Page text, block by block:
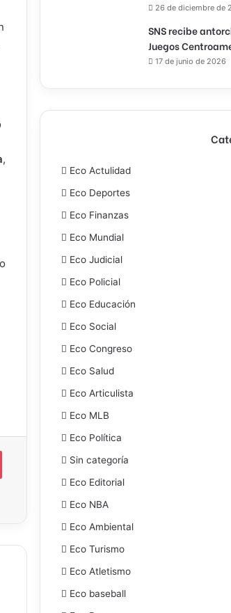
,
Pocket
26 de diciembre de
SNS recibe
Juegos
17 de junio de 2026
Eco Actulidad
Eco Deportes
Eco Finanzas
Eco Mundial
Eco Judicial
Eco Policial
Eco Educación
Eco Social
Eco Congreso
Eco Salud
Eco Articulista
Eco MLB
Eco Política
Sin categoría
Eco Editorial
Eco NBA
Eco Ambiental
Eco Turismo
Eco Atletismo
Eco baseball